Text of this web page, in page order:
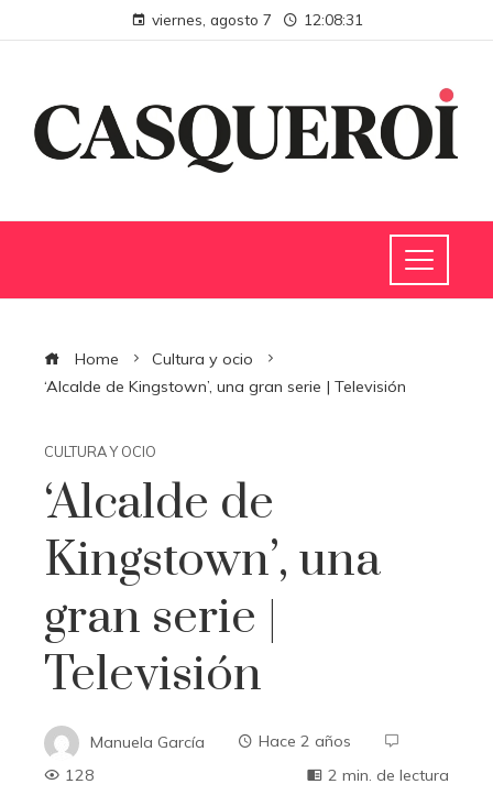
viernes, agosto 7 12:08:31
Home
Cultura y ocio
‘Alcalde de Kingstown’, una gran serie | Televisión
CULTURA Y OCIO
‘Alcalde de
Kingstown’, una
gran serie |
Televisión
Manuela García
Hace 2 años
128
2 min. de lectura